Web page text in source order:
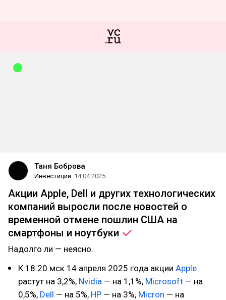
Таня Боброва
Инвестиции 14.04.2025
Акции Apple, Dell и других технологических
компаний выросли после новостей о
временной отмене пошлин США на
смартфоны и ноутбуки
Надолго ли — неясно.
К 18:20 мск 14 апреля 2025 года акции Apple
растут на 3,2%, Nvidia — на 1,1%, Microsoft — на
0,5%, Dell — на 5%, HP — на 3%, Micron — на